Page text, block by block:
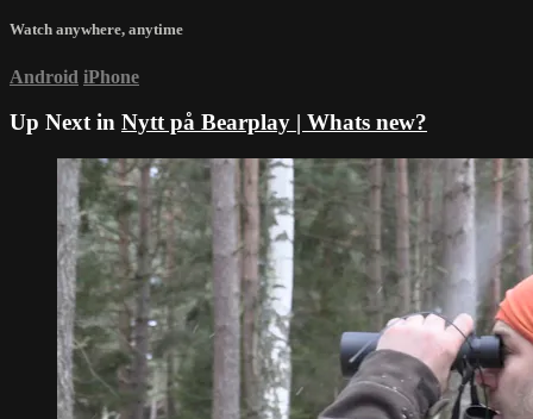
Watch anywhere, anytime
Android iPhone
Up Next in Nytt på Bearplay | Whats new?